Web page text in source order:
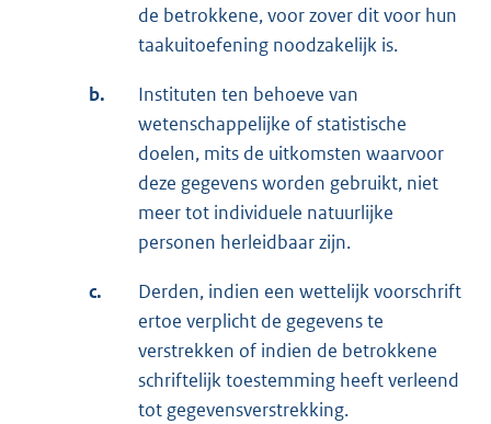
de betrokkene, voor zover dit voor hun
taakuitoefening noodzakelijk is.
b.
Instituten ten behoeve van
wetenschappelijke of statistische
doelen, mits de uitkomsten waarvoor
deze gegevens worden gebruikt, niet
meer tot individuele natuurlijke
personen herleidbaar zijn.
c.
Derden, indien een wettelijk voorschrift
ertoe verplicht de gegevens te
verstrekken of indien de betrokkene
schriftelijk toestemming heeft verleend
tot gegevensverstrekking.